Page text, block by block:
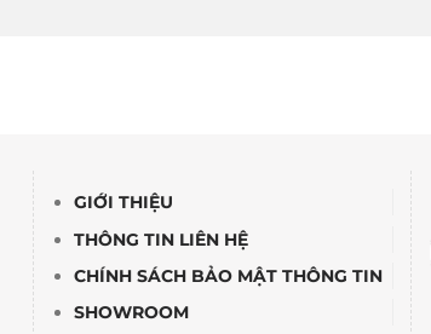
GIỚI THIỆU
THÔNG TIN LIÊN HỆ
CHÍNH SÁCH BẢO MẬT THÔNG TIN
SHOWROOM